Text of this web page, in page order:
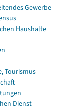
Gewerbe
Haushalte
Tourismus
Dienst